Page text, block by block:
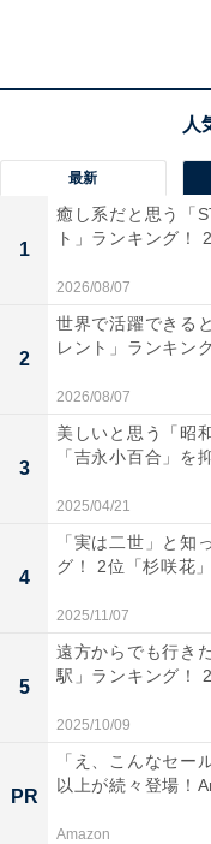
だ。自然に帰って
その2「気づかな
続いて、虫に気づか
以下のようなエピソ
最新
1
癒し系だと思う「
ト」ランキング！
2026/08/07
2
世界で活躍できる
レント」ランキン
2026/08/07
3
美しいと思う「昭
「吉永小百合」を
2025/04/21
4
「実は二世」と知
グ！ 2位「杉咲花
2025/11/07
5
遠方からでも行き
駅」ランキング！
2025/10/09
PR
「え、こんなセー
以上が続々登場！
Amazon